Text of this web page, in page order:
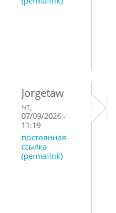
Jorgetaw
чт,
07/09/2026 -
11:19
постоянная
ссылка
(permalink)